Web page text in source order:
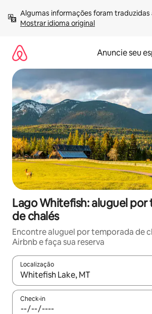
para
Mostrar idioma original
Anuncie seu
Lago Whitefish: aluguel
de chalés
Encontre aluguel por temporada de
Airbnb e faça sua reserva
Localização
Quando os resultados estiverem
Check-in